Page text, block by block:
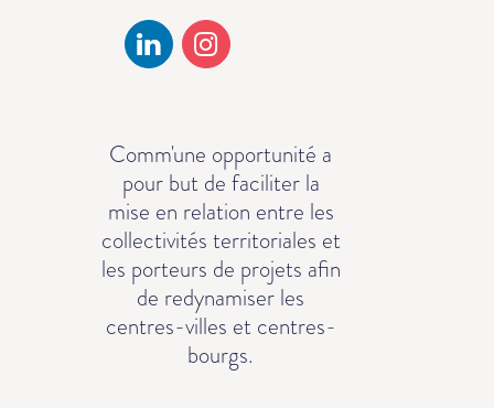
Comm'une opportunité a
pour but de faciliter la
mise en relation entre les
collectivités territoriales et
les porteurs de projets afin
de redynamiser les
centres-villes et centres-
bourgs.